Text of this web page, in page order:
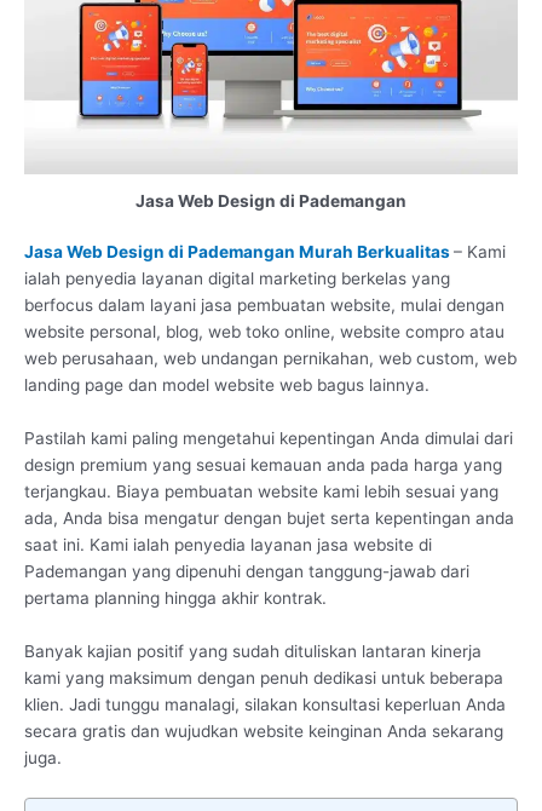
Jasa Web Design di Pademangan
Jasa Web Design di Pademangan Murah Berkualitas– Kami
ialah penyedia layanan digital marketing berkelas yang
berfocus dalam layani jasa pembuatan website, mulai dengan
website personal, blog, web toko online, website compro atau
web perusahaan, web undangan pernikahan, web custom, web
landing page dan model website web bagus lainnya.
Pastilah kami paling mengetahui kepentingan Anda dimulai dari
design premium yang sesuai kemauan anda pada harga yang
terjangkau. Biaya pembuatan website kami lebih sesuai yang
ada, Anda bisa mengatur dengan bujet serta kepentingan anda
saat ini. Kami ialah penyedia layanan jasa website di
Pademangan yang dipenuhi dengan tanggung-jawab dari
pertama planning hingga akhir kontrak.
Banyak kajian positif yang sudah dituliskan lantaran kinerja
kami yang maksimum dengan penuh dedikasi untuk beberapa
klien. Jadi tunggu manalagi, silakan konsultasi keperluan Anda
secara gratis dan wujudkan website keinginan Anda sekarang
juga.